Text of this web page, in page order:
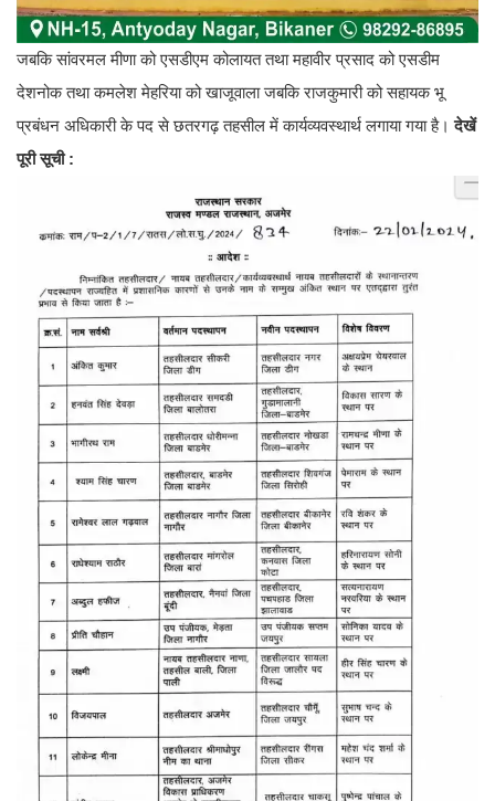
जबकि सांवरमल मीणा को एसडीएम कोलायत तथा महावीर प्रसाद को एसडीम
देशनोक तथा कमलेश मेहरिया को खाजूवाला जबकि राजकुमारी को सहायक भू
प्रबंधन अधिकारी के पद से छतरगढ़ तहसील में कार्यव्यवस्थार्थ लगाया गया है।देखें
पूरी सूची :